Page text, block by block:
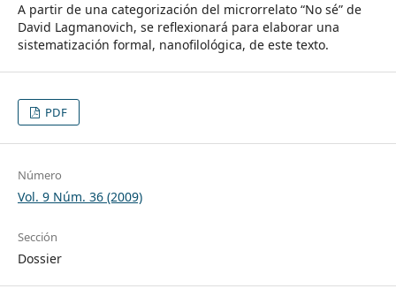
A partir de una categorización del microrrelato “No sé” de
David Lagmanovich, se reflexionará para elaborar una
sistematización formal, nanofilológica, de este texto.
PDF
Número
Vol. 9 Núm. 36 (2009)
Sección
Dossier